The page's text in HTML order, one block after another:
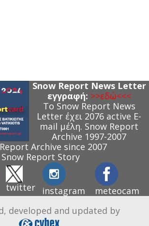
Snow Report News Letter
εγγραφή: >>εδώ<<<
Το Snow Report News
Letter έχει 2076 active E-
mail μέλη. Snow Report
Archive 1997-2007
Archive since 2007
Snow Report Story
twitter instagram
meteocam
developed and updated by